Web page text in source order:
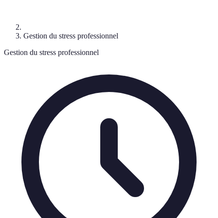
Gestion du stress professionnel
Gestion du stress professionnel